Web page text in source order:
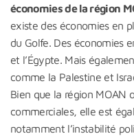
économies de la région
existe des économies en
du Golfe. Des économies
et l’Égypte. Mais
comme la Palestine et
Bien que la région MOAN
commerciales, elle est
notamment l’instabilité